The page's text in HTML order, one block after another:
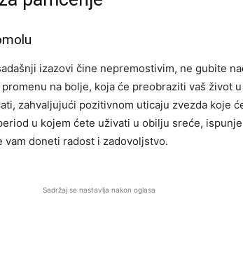
izazovi čine nepremostivim, ne gubite
na bolje, koja će preobraziti vaš život
zahvaljujući pozitivnom uticaju zvezda koje
u kojem ćete uživati u obilju sreće,
vam doneti radost i zadovoljstvo.
Sadržaj se nastavlja nakon oglasa